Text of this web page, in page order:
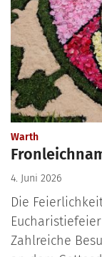
Warth:
4. Juni 2026
Die
Zahlreiche